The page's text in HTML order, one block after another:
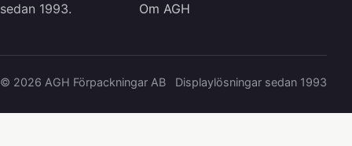
sedan 1993.
Om AGH
© 2026 AGH Förpackningar AB Displaylösningar sedan 1993